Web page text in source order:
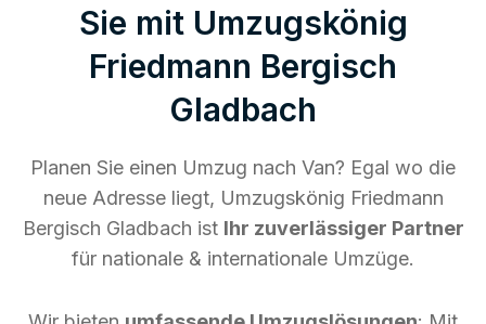
Sie mit Umzugskönig
Friedmann Bergisch
Gladbach
Planen Sie einen Umzug nach Van? Egal wo die
neue Adresse liegt, Umzugskönig Friedmann
Bergisch Gladbach ist Ihr zuverlässiger Partner
für nationale & internationale Umzüge.